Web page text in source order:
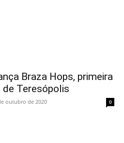
Braza Hops, primeira
Teresópolis
outubro de 2020 0